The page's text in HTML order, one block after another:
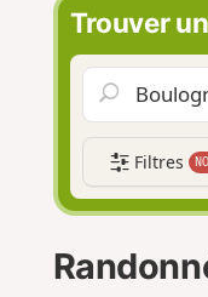
Trouver
Filtres